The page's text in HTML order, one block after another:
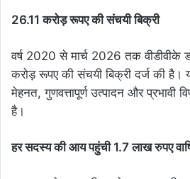
26.11 करोड़ रूपए की संचयी बिक्री
वर्ष 2020 से मार्च 2026 तक वीडीवीके
करोड़ रूपए की संचयी बिक्री दर्ज की है।
मेहनत, गुणवत्तापूर्ण उत्पादन और प्रभावी
है।
हर सदस्य की आय पहुंची 1.7 लाख रुपए